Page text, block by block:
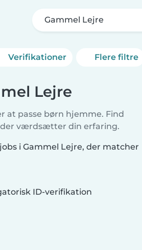
Gammel Lejre
Verifikationer Flere filtre
Lejre
at passe børn hjemme. Find
værdsætter din erfaring.
i Gammel Lejre, der matcher
ID-verifikation